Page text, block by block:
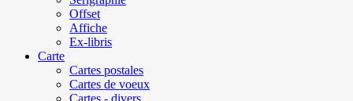
Offset
Affiche
Ex-libris
Carte
Cartes postales
Cartes de voeux
Cartes - divers